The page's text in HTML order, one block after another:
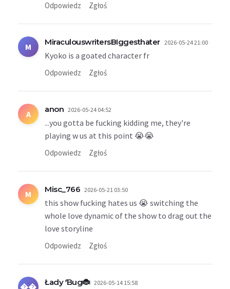
Odpowiedz Zgłoś
M MiraculouswritersBIggesthater 2026-05-24 21:00
Kyoko is a goated character fr
Odpowiedz Zgłoś
A anon 2026-05-24 04:52
...you gotta be fucking kidding me, they're
playing w us at this point 😭😭
Odpowiedz Zgłoś
M Misc_766 2026-05-21 03:50
this show fucking hates us 😭 switching the
whole love dynamic of the show to drag out the
love storyline
Odpowiedz Zgłoś
Łady Ɓug🐞 2026-05-14 15:58